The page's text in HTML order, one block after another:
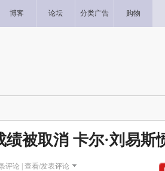
博客 论坛 分类广告 购物
被取消 卡尔·刘易斯
评论 | 查看/发表评论